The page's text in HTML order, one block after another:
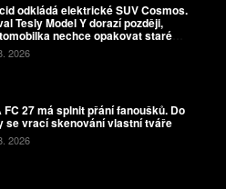
odkládá elektrické SUV Cosmos.
Tesly Model Y dorazí později,
nechce opakovat staré
2026
FC 27 má splnit přání fanoušků. Do
se vrací skenování vlastní tváře
2026